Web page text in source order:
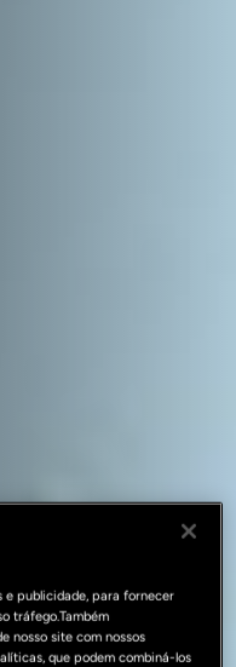
e publicidade, para fornecer
tráfego.Também
nosso site com nossos
que podem combiná-los